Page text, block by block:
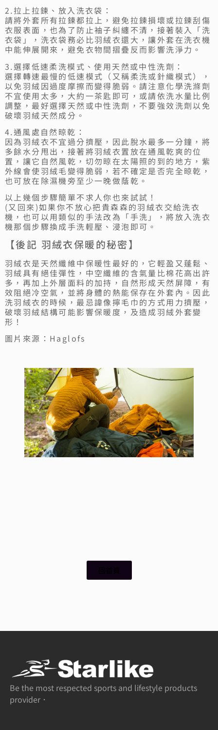
2.拉上拉鍊、放入洗衣袋：
請將外套所有拉鍊都拉上，避免拉鍊損壞或拉鍊刮傷
衣服表面，也為了防止袖子糾纏不清，接著裝入「洗
衣袋」，洗衣袋務必比羽絨衣還大，讓外套在洗衣機
中能伸展開來，避免衣物間摺疊反而影響洗淨力。
3.選擇低速柔洗模式、使用天然或中性洗劑：
選擇轉速最慢的低速模式（又稱柔洗或針織模式），
以免羽絨因過度摩擦而變得脆弱。請注意化學洗滌劑
不宜使用太多，大約一茶匙即可，或請依洗水量比例
調整，最好選擇天然或中性洗劑，不要強效洗劑以免
破壞羽絨天然成分。
4.通風處自然晾乾：
因為羽絨衣不宜過分擠壓，因此脫水最多一分鐘，將
多餘水分甩出，接著將羽絨衣置放在通風乾爽的位
置，讓它自然風乾，切勿晾在太陽照的到的地方，紫
外線會使羽絨毛變得脆弱，若不確定是否完全晾乾，
也可放在除濕機旁至少一晚做蔭乾。
以上幾個步驟簡單不求人你也來試試！
(又回來)如果你不放心把貴森森的羽絨衣交給洗衣
機，也可以用類似的手法改為「手洗」，將放入洗衣
機那個步驟換成手洗輕壓、浸泡即可。
【後記 羽絨衣保暖的秘密】
羽絨衣是天然纖維中保暖性最好的，它輕盈又蓬鬆、
羽絨具有絕佳彈性，中空纖維的含氣量比棉花高出許
多，再加上外層面料的加持，自然形成天然屏障，有
效阻絕冷空氣，並將身體的熱能保存在外套內。因此
洗羽絨衣的時候，最忌諱像擰毛巾的方式用力擠壓，
破壞羽絨結構可能影響保暖度，及造成羽絨外套變
形！
圖片來源：Haglofs
Be the most respected sports and lifestyle products
provider．